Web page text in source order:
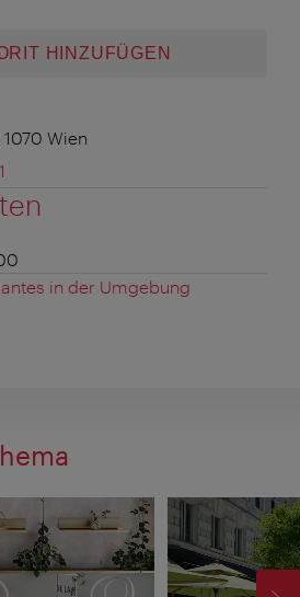
HINZUFÜGEN
Wien
in der Umgebung